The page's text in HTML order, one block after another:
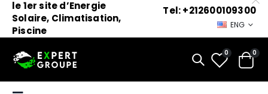
le 1er site d’Energie
Solaire, Climatisation,
Piscine
Tel: +212600109300
ENG
0 0